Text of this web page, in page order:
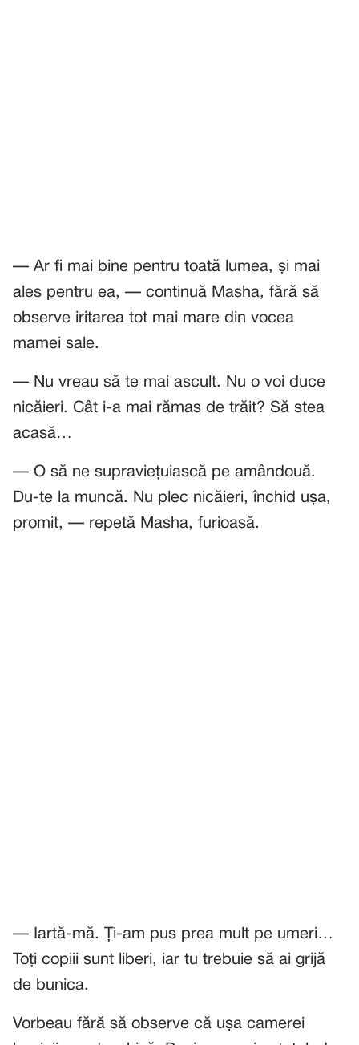
— Ar fi mai bine pentru toată lumea, și mai
ales pentru ea, — continuă Masha, fără să
observe iritarea tot mai mare din vocea
mamei sale.
— Nu vreau să te mai ascult. Nu o voi duce
nicăieri. Cât i-a mai rămas de trăit? Să stea
acasă…
— O să ne supraviețuiască pe amândouă.
Du-te la muncă. Nu plec nicăieri, închid ușa,
promit, — repetă Masha, furioasă.
— Iartă-mă. Ți-am pus prea mult pe umeri…
Toți copiii sunt liberi, iar tu trebuie să ai grijă
de bunica.
Vorbeau fără să observe că ușa camerei